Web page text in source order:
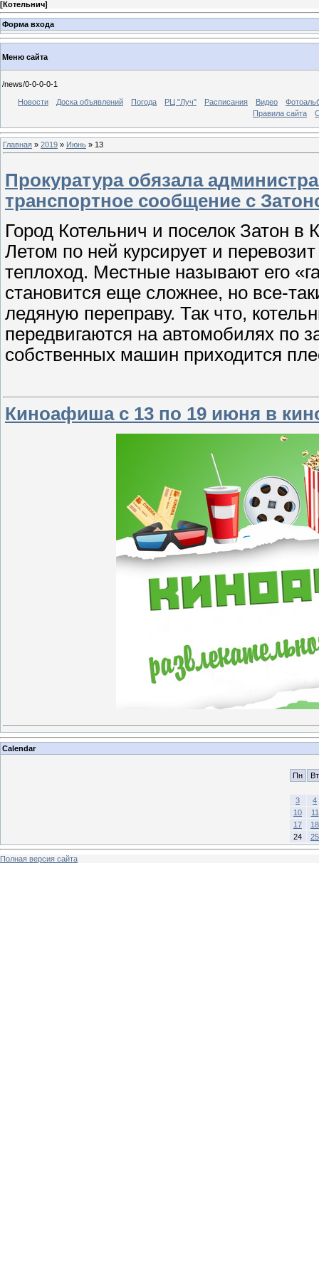
[Котельнич]
Форма входа
Меню сайта
/news/0-0-0-0-1
Новости Доска объявлений Погода РЦ "Луч" Расписания Видео
Правила сайта
Главная » 2019 » Июнь » 13
Прокуратура обязала
транспортное сообщение с
Город Котельнич и поселок Затон в
Летом по ней курсирует и
теплоход. Местные называют его
становится еще сложнее, но все-
ледяную переправу. Так что,
передвигаются на автомобилях по
собственных машин приходится
Киноафиша с 13 по 19 июня в
Calendar
Пн Вт
3
4
10
11
17
18
24
25
Полная версия сайта